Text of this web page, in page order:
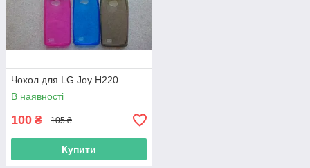
Чохол для LG Joy H220
В наявності
100 ₴ 105 ₴
Купити